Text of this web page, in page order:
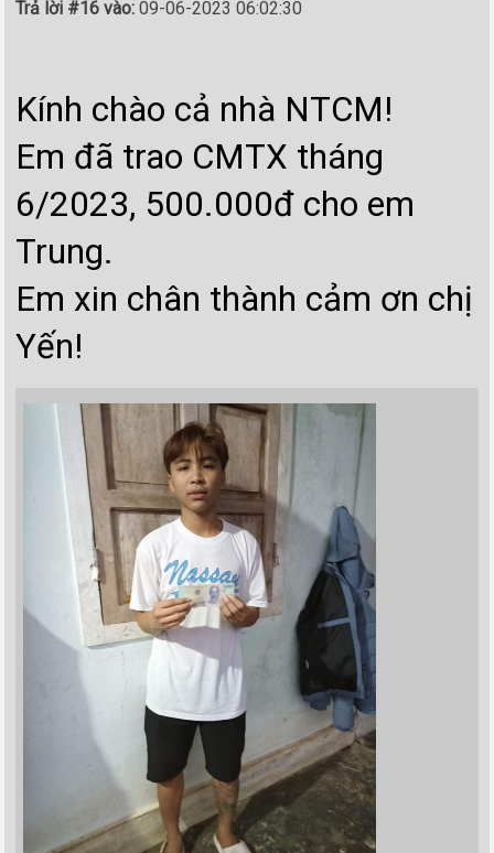
Trả lời #16 vào: 09-06-2023 06:02:30
Kính chào cả nhà NTCM!
Em đã trao CMTX tháng
6/2023, 500.000đ cho em
Trung.
Em xin chân thành cảm ơn chị
Yến!